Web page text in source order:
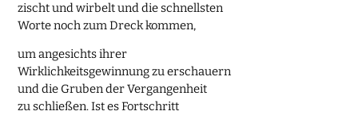
zischt und wirbelt und die schnellsten
Worte noch zum Dreck kommen,
um angesichts ihrer
Wirklichkeitsgewinnung zu erschauern
und die Gruben der Vergangenheit
zu schließen. Ist es Fortschritt